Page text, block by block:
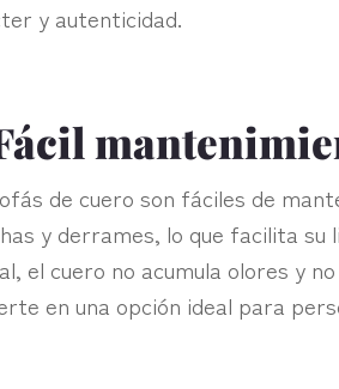
y autenticidad.
de cuero son fáciles de
y derrames, lo que facilita su
el cuero no acumula olores y
en una opción ideal para